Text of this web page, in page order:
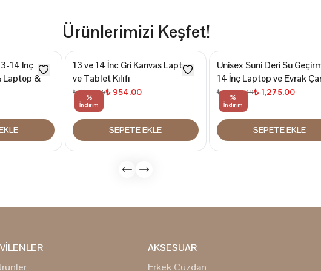
Ürünlerimizi Keşfet!
14 Inç
Laptop &
%
İndirim
13 ve 14 İnc Gri Kanvas Laptop
ve Tablet Kılıfı
₺ 1,272.15₺ 954.00
SEPETE EKLE
%
İndirim
Unisex Suni Deri Su
14 İnç Laptop ve Evrak
₺ 1,699.99₺ 1,275.00
SEPETE EKLE
AKSESUAR
Erkek Cüzdan